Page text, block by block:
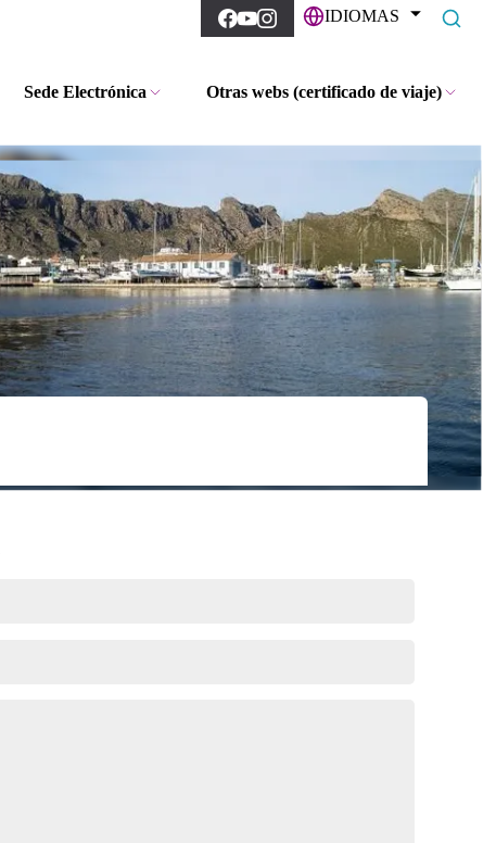
IDIOMAS
Sede Electrónica Otras webs (certificado de viaje)